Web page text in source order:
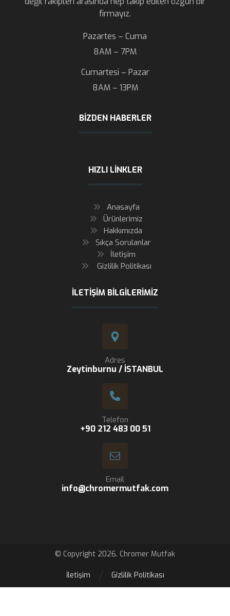
firmayız.
Pazartes – Cuma
8AM – 7PM
Cumartesi – Pazar
8AM – 13PM
BIZDEN HABERLER
HIZLI LINKLER
Anasayfa
Ürünlerimiz
Hakkımızda
Sıkça Sorulanlar
İletişim
Gizlilik Politikası
İLETIŞIM BILGILERIMIZ
Adres
Zeytinburnu / İSTANBUL
Telefon
+90 212 483 00 51
Email
info@chromermutfak.com
© Copyright 2026. Chromer Mutfak
Gizlilik Politikası
İletişim